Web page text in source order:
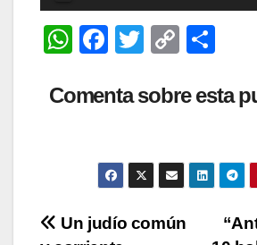
de
audio
W
at
F
c
b
o
o
T
tt
C
p
Li
n
m
ar
tir
Comenta sobre esta
Navegación
Un judío común